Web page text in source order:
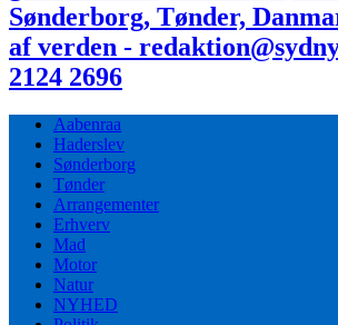
Sønderborg, Tønder,
af verden -
2124 2696
Aabenraa
Haderslev
Sønderborg
Tønder
Arrangementer
Erhverv
Mad
Motor
Natur
NYHED